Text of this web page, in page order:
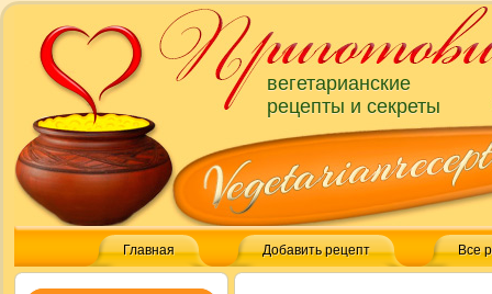
вегетарианские
рецепты и секреты
Главная Добавить рецепт Все